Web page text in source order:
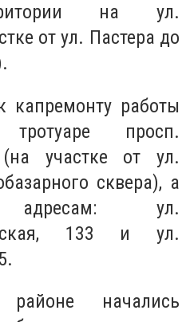
на ул.
от ул. Пастера до
капремонту работы
просп.
(на участке от ул.
сквера), а
ул.
133 и ул.
начались